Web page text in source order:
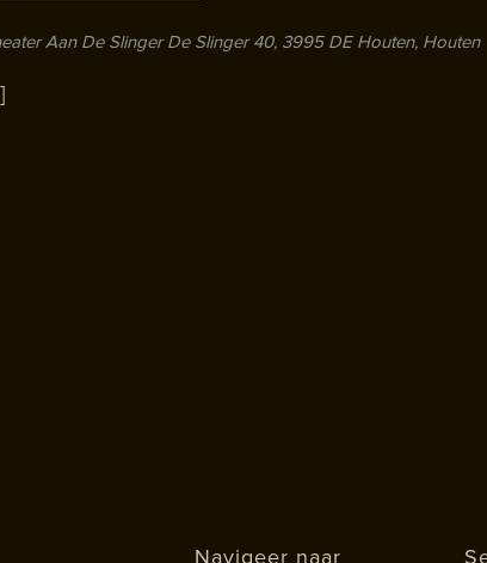
Aan De SlingerDe Slinger 40, 3995 DE Houten, Houten
Navigeer naar